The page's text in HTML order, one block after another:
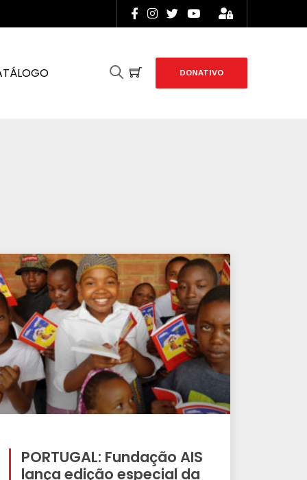
DONATIVO
PORTUGAL: Fundação AIS
lança edição especial da